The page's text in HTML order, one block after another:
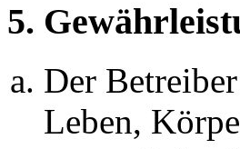
5.
Der
Leben,